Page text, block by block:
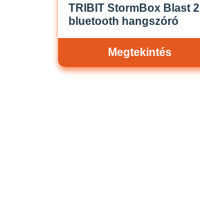
TRIBIT StormBox Blast 2
bluetooth hangszóró
Megtekintés